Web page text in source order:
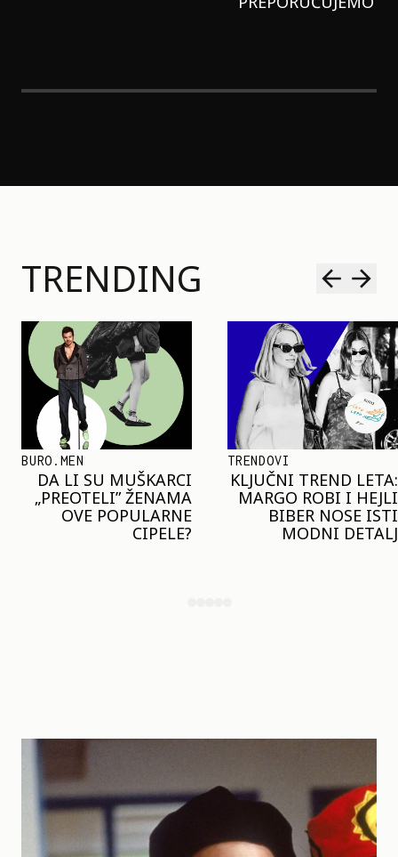
TRENDING
TRENDOVI
KLJUČNI TREND LETA:
MARGO ROBI I HEJLI
BIBER NOSE ISTI
MODNI DETALJ
SHOPPING
JOŠ JE RANO ZA JAKNE
– ALI U RESERVED JE
STIGAO MODEL KOJI
ĆE BITI VELIKI TREND